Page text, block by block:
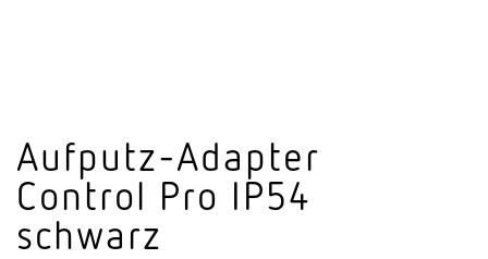
Aufputz-Adapter
Control Pro IP54
schwarz